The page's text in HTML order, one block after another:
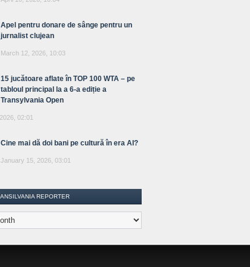
Apel pentru donare de sânge pentru un
jurnalist clujean
March 12, 2026, 10:03
15 jucătoare aflate în TOP 100 WTA – pe
tabloul principal la a 6-a ediție a
Transylvania Open
02:01
Cine mai dă doi bani pe cultură în era AI?
January 15, 2026, 03:01
REPORTER